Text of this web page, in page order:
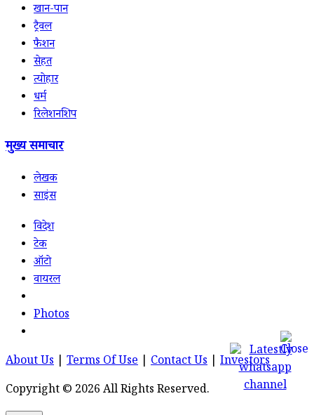
खान-पान
ट्रैवल
फैशन
सेहत
त्योहार
धर्म
रिलेशनशिप
मुख्य समाचार
लेखक
साइंस
विदेश
टेक
ऑटो
वायरल
Photos
About Us Terms Of Use Contact Us
Investors
Copyright © 2026 All Rights Reserved.